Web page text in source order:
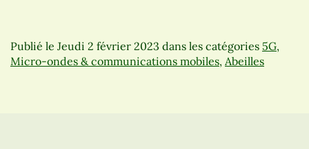
Publié le Jeudi 2 février 2023 dans les catégories 5G,
Micro-ondes & communications mobiles, Abeilles